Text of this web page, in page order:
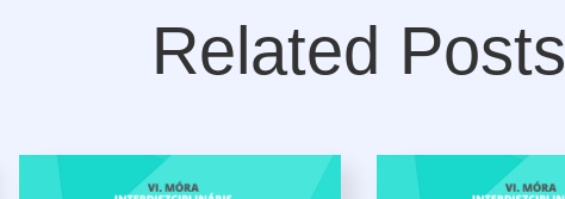
Related Posts